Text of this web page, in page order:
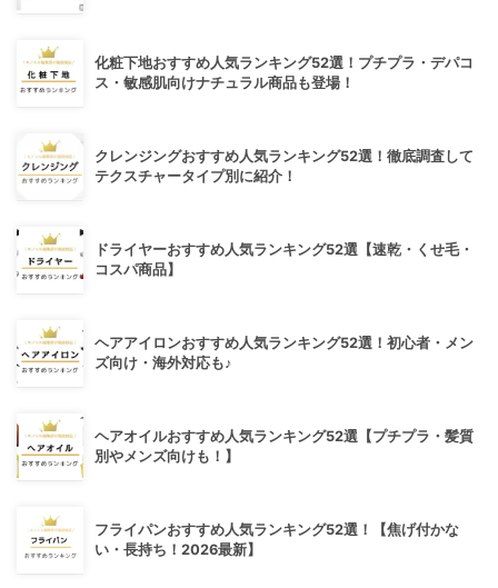
化粧下地おすすめ人気ランキング52選！プチプラ・デパコ
ス・敏感肌向けナチュラル商品も登場！
クレンジングおすすめ人気ランキング52選！徹底調査して
テクスチャータイプ別に紹介！
ドライヤーおすすめ人気ランキング52選【速乾・くせ毛・
コスパ商品】
ヘアアイロンおすすめ人気ランキング52選！初心者・メン
ズ向け・海外対応も♪
ヘアオイルおすすめ人気ランキング52選【プチプラ・髪質
別やメンズ向けも！】
フライパンおすすめ人気ランキング52選！【焦げ付かな
い・長持ち！2026最新】